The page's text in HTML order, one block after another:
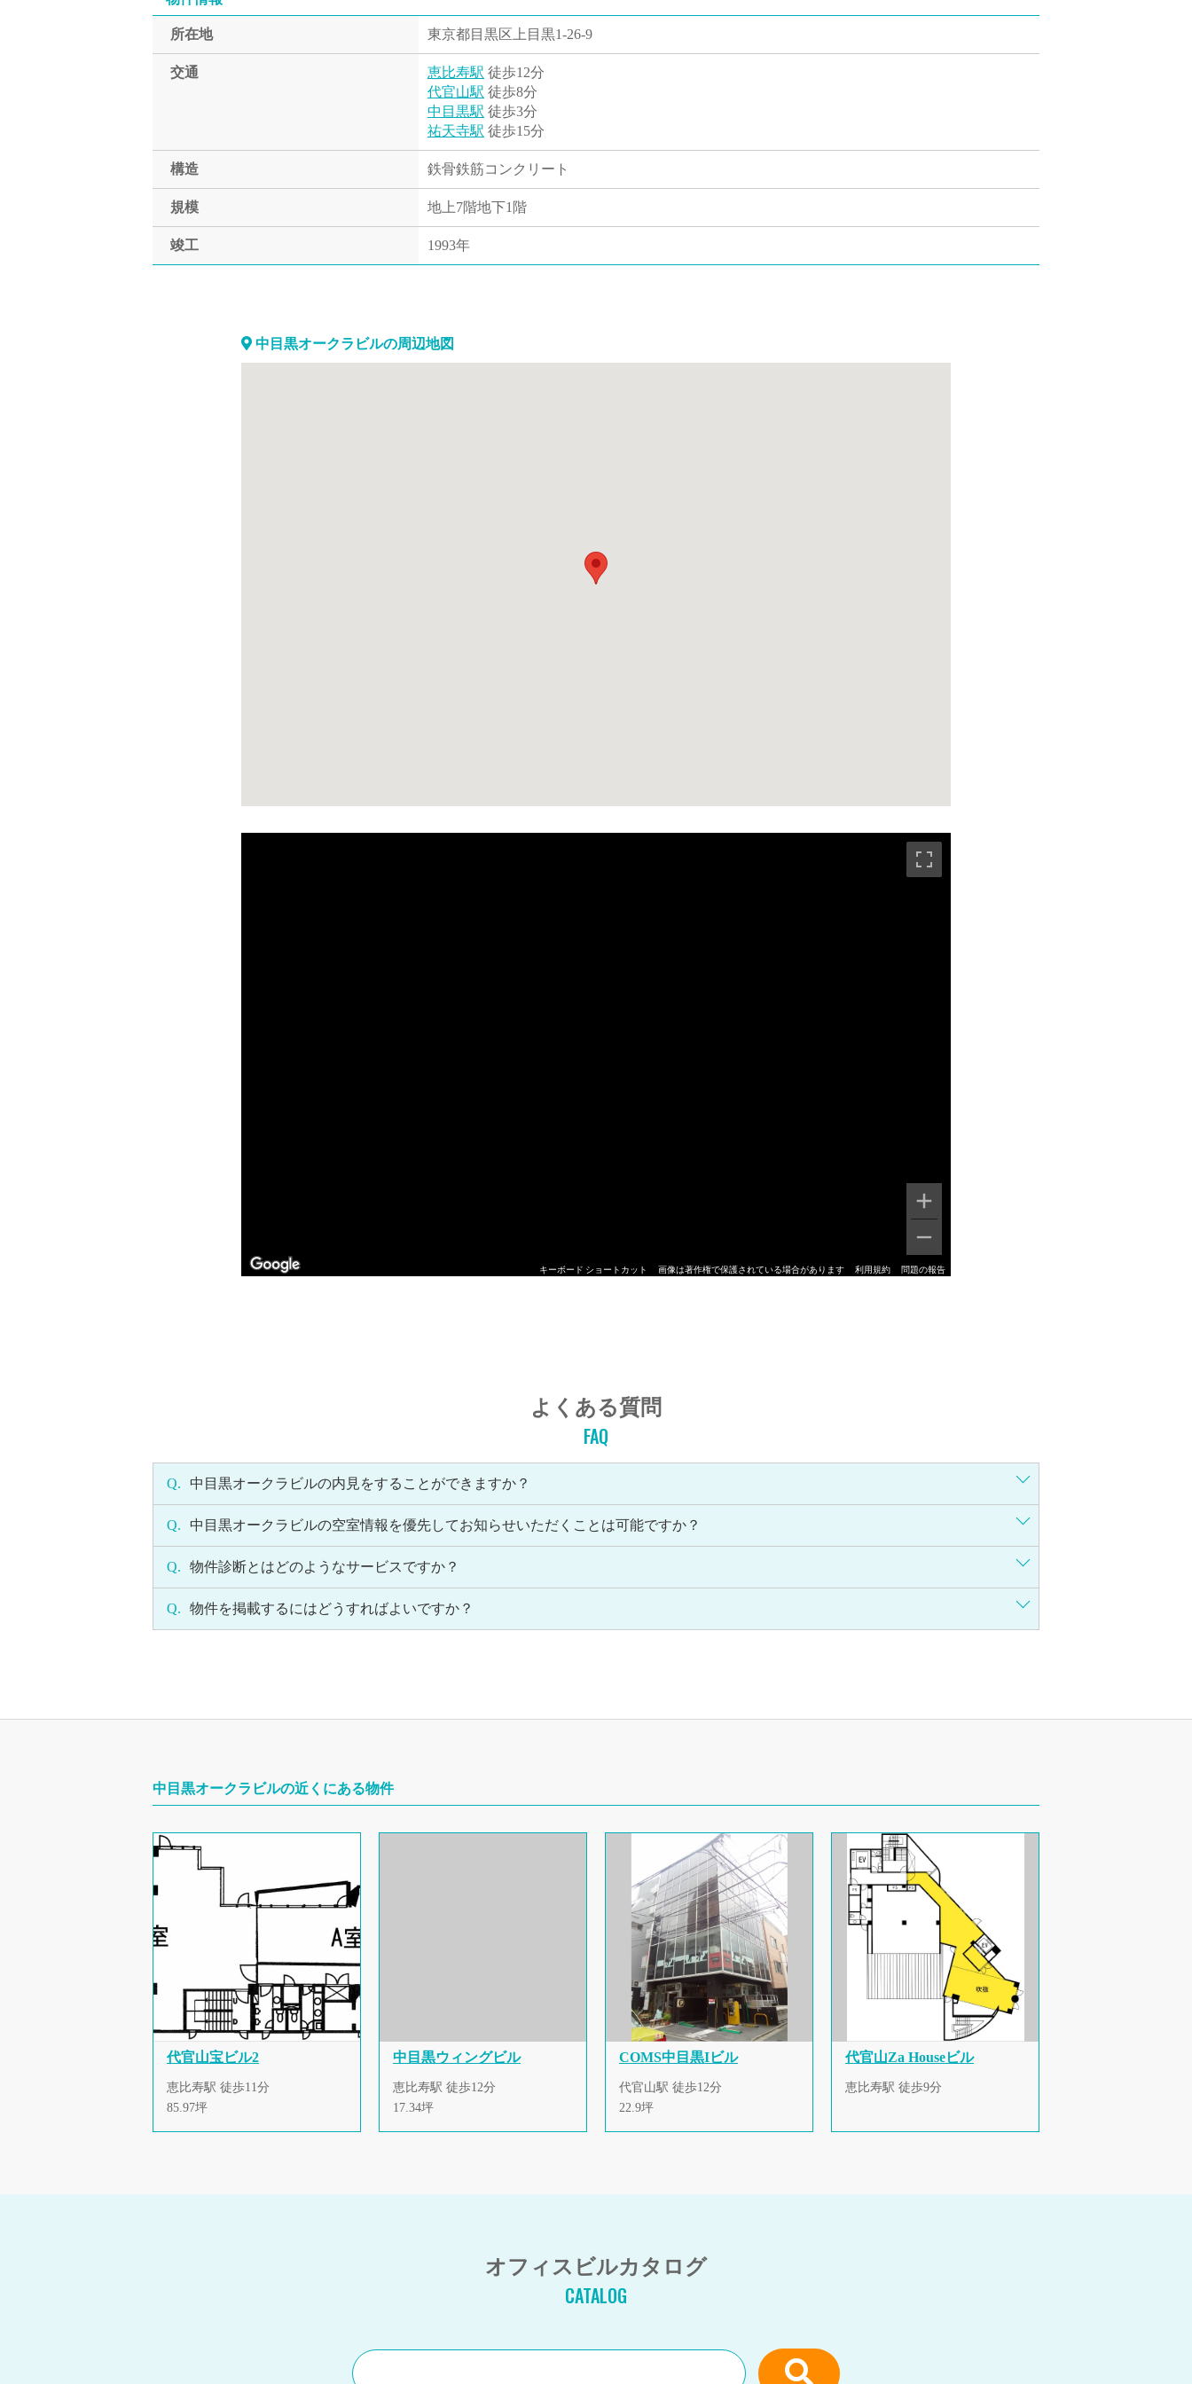
所在地 東京都目黒区上目黒1-26-9
交通 恵比寿駅 徒歩12分
代官山駅 徒歩8分
中目黒駅 徒歩3分
祐天寺駅 徒歩15分
構造 鉄骨鉄筋コンクリート
規模 地上7階地下1階
竣工 1993年
中目黒オークラビルの周辺地図
キーボード ショートカット 画像は著作権で保護されている場合があります 利用規約 問題の報告
よくある質問
FAQ
Q. 中目黒オークラビルの内見をすることができますか？
Q. 中目黒オークラビルの空室情報を優先してお知らせいただくことは可能ですか？
Q. 物件診断とはどのようなサービスですか？
Q. 物件を掲載するにはどうすればよいですか？
中目黒オークラビルの近くにある物件
代官山宝ビル2
恵比寿駅 徒歩11分
85.97坪
中目黒ウィングビル
恵比寿駅 徒歩12分
17.34坪
COMS中目黒Iビル
代官山駅 徒歩12分
22.9坪
代官山Za Houseビル
恵比寿駅 徒歩9分
オフィスビルカタログ
CATALOG